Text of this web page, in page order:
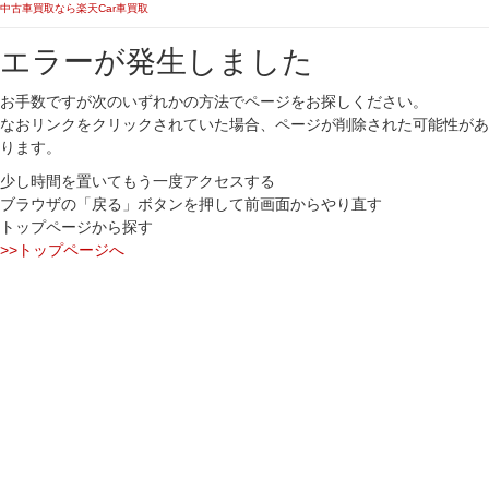
中古車買取なら楽天Car車買取
エラーが発生しました
お手数ですが次のいずれかの方法でページをお探しください。
なおリンクをクリックされていた場合、ページが削除された可能性があ
ります。
少し時間を置いてもう一度アクセスする
ブラウザの「戻る」ボタンを押して前画面からやり直す
トップページから探す
>>トップページへ